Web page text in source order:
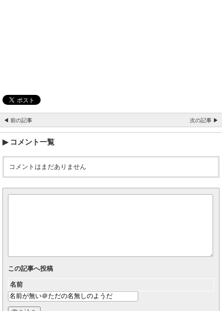
◀ 前の記事 次の記事 ▶
コメント一覧
コメントはまだありません
この記事へ投稿
名前